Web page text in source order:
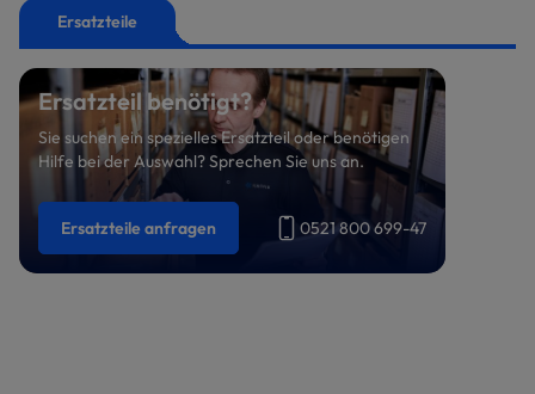
Ersatzteile
Ersatzteil benötigt?
Sie suchen ein spezielles Ersatzteil oder benötigen
Hilfe bei der Auswahl? Sprechen Sie uns an.
Ersatzteile anfragen 0521 800 699-47